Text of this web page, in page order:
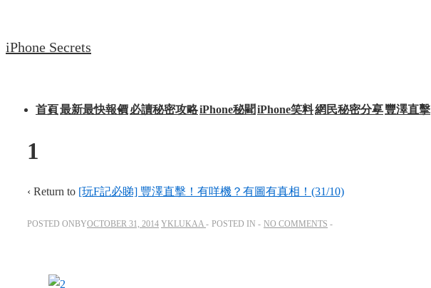
to
iPhone Secrets
Main
首頁最新最快報價必讀秘密攻略iPhone秘聞 iPhone笑料網民秘密分享豐澤直擊
1
‹ Return to [玩F記必睇] 豐澤直擊！有咩機？有圖有真相！(31/10)
POSTED ONBYOCTOBER 31, 2014 YKLUKAA POSTED IN NO COMMENTS